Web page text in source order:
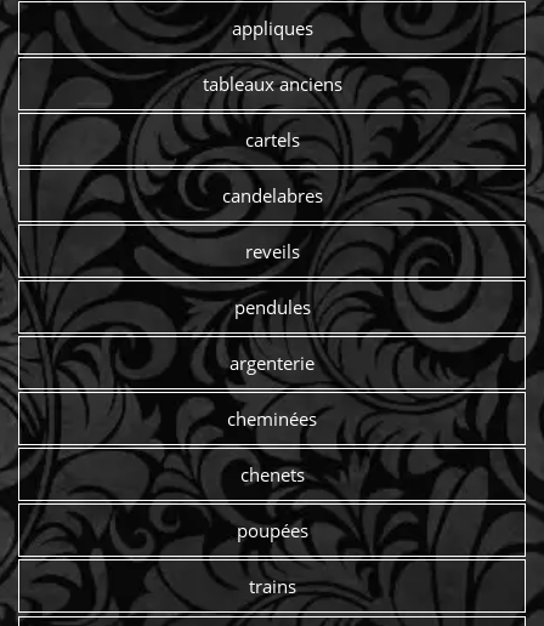
appliques
tableaux anciens
cartels
candelabres
reveils
pendules
argenterie
cheminées
chenets
poupées
trains